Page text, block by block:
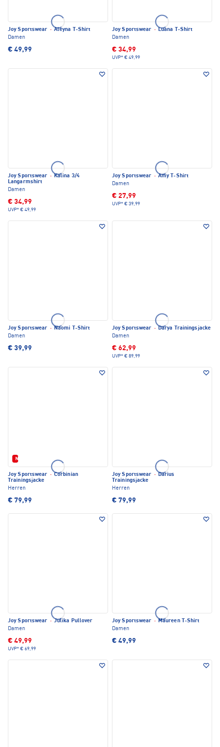
Joy Sportswear · Aleyna T-Shirt
Damen
€ 49,99
Joy Sportswear · Luana T-Shirt
Damen
€ 34,99
UVP* € 49,99
Joy Sportswear · Kalina 3/4
Langarmshirt
Damen
€ 34,99
UVP* € 49,99
Joy Sportswear · Amy T-Shirt
Damen
€ 27,99
UVP* € 39,99
Joy Sportswear · Naomi T-Shirt
Damen
€ 39,99
Joy Sportswear · Darya Trainingsjacke
Damen
€ 62,99
UVP* € 89,99
Neu
Joy Sportswear · Corbinian
Trainingsjacke
Herren
€ 79,99
Joy Sportswear · Darius
Trainingsjacke
Herren
€ 79,99
Joy Sportswear · Julika Pullover
Damen
€ 49,99
UVP* € 69,99
Joy Sportswear · Maureen T-Shirt
Damen
€ 49,99